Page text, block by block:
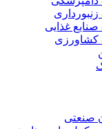
غذایی
کشاورزی
صنعتی